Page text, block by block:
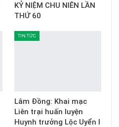
KỶ NIỆM CHU NIÊN LẦN
THỨ 60
TIN TỨC
Lâm Đồng: Khai mạc
Liên trại huấn luyện
Huynh trưởng Lộc Uyển I